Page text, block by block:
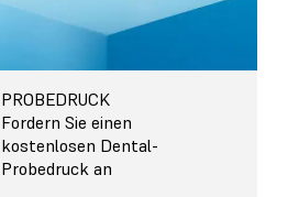
PROBEDRUCK
Fordern Sie einen
kostenlosen Dental-
Probedruck an